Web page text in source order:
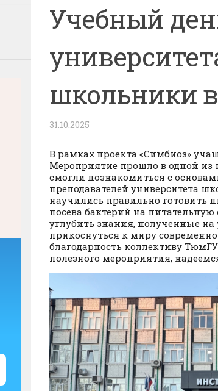
Учебный
школьники
31.10.2025
В рамках проекта «Симбиоз»
Мероприятие прошло в одной из
смогли познакомиться с
преподавателей университета
научились правильно готовить
посева бактерий на питательную
углубить знания, полученные
прикоснуться к миру
благодарность коллективу
полезного мероприятия,